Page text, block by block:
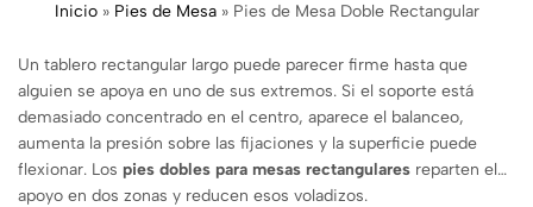
Inicio» Pies de Mesa» Pies de Mesa Doble Rectangular
Un tablero rectangular largo puede parecer firme hasta que
alguien se apoya en uno de sus extremos. Si el soporte está
demasiado concentrado en el centro, aparece el balanceo,
aumenta la presión sobre las fijaciones y la superficie puede
flexionar. Los pies dobles para mesas rectangulares reparten el
apoyo en dos zonas y reducen esos voladizos.